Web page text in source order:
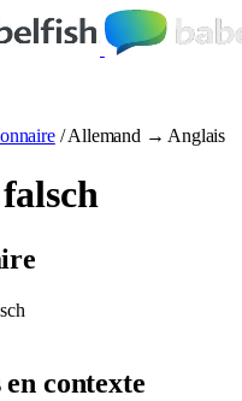
/ Allemand → Anglais
contexte